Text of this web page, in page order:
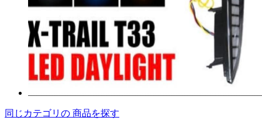
同じカテゴリの 商品を探す